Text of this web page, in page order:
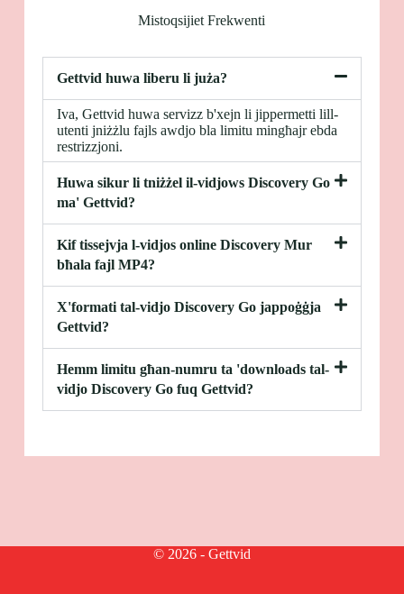
Mistoqsijiet Frekwenti
Gettvid huwa liberu li juża?
Iva, Gettvid huwa servizz b'xejn li jippermetti lill-
utenti jniżżlu fajls awdjo bla limitu mingħajr ebda
restrizzjoni.
Huwa sikur li tniżżel il-vidjows Discovery Go
ma' Gettvid?
Kif tissejvja l-vidjos online Discovery Mur
bħala fajl MP4?
X'formati tal-vidjo Discovery Go jappoġġja
Gettvid?
Hemm limitu għan-numru ta 'downloads tal-
vidjo Discovery Go fuq Gettvid?
© 2026 - Gettvid